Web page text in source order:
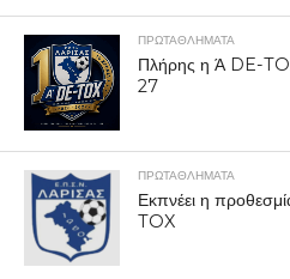
ΠΡΩΤΑΘΛΉΜΑΤΑ
Πλήρης η Ά DE-
27
ΠΡΩΤΑΘΛΉΜΑΤΑ
Εκπνέει η
TOX